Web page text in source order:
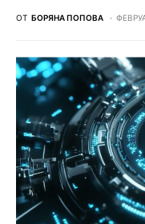
ОТ БОРЯНА ПОПОВА